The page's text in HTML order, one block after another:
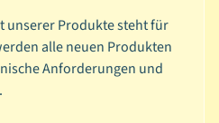
menu
unserer Produkte steht für
alle neuen Produkten
Anforderungen und